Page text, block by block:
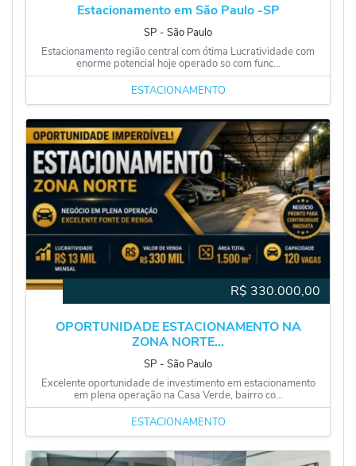
Estacionamento em São Paulo -SP
SP ‐ São Paulo
Estacionamento região central com ótima Lucratividade com
enorme potencial hoje operado so com func...
ESTACIONAMENTO
R$ 330.000,00
OPORTUNIDADE ESTACIONAMENTO NA
ZONA NORTE...
SP ‐ São Paulo
Excelente oportunidade de investimento em estacionamento
em plena operação na Casa Verde, bairro co...
ESTACIONAMENTO